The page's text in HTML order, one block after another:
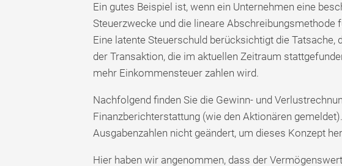
Ein gutes Beispiel ist, wenn ein Unternehmen eine
Steuerzwecke und die lineare
Eine latente Steuerschuld berücksichtigt die
der Transaktion, die im aktuellen Zeitraum
mehr Einkommensteuer zahlen wird.
Nachfolgend finden Sie die Gewinn- und
Finanzberichterstattung (wie den Aktionären
Ausgabenzahlen nicht geändert, um dieses Konzept
Hier haben wir angenommen, dass der